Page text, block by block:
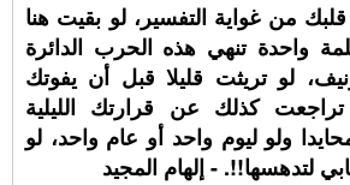
من غواية التفسير، لو بقيت هنا
واحدة تنهي هذه الحرب الدائرة
لو تريثت قليلا قبل أن يفوتك
كذلك عن قرارتك الليلية
ولو ليوم واحد أو عام واحد، لو
لتدهسها!!. - إلهام المجيد